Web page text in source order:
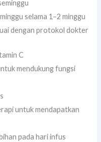
selama 1–2 minggu
dengan protokol dokter
C
mendukung fungsi
untuk mendapatkan
pada hari infus